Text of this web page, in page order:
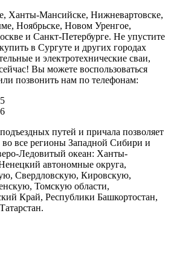
Ханты-Мансийске, Нижневартовске,
Ноябрьске, Новом Уренгое,
и Санкт-Петербурге. Не упустите
в Сургуте и других городах
и электротехнические сваи,
Вы можете воспользоваться
позвонить нам по телефонам:
путей и причала позволяет
во все регионы Западной Сибири и
Ледовитый океан: Ханты-
автономные округа,
Свердловскую, Кировскую,
Томскую области,
Край, Республики Башкортостан,